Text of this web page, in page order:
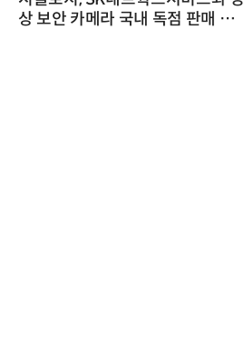
상 보안 카메라 국내 독점 판매 파